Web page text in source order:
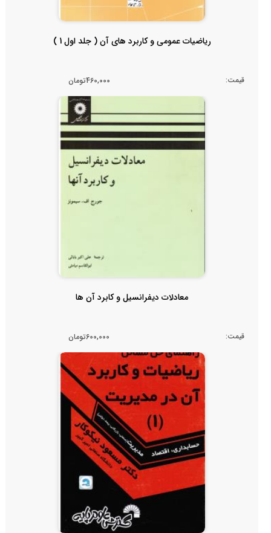
ریاضیات عمومی و کاربرد های آن ( جلد اول 1 )
قیمت: 460,000تومان
معادلات دیفرانسیل و کابرد آن ها
قیمت: 600,000تومان